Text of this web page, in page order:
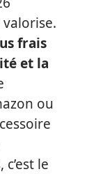
valorise.
frais
et la
ou
le